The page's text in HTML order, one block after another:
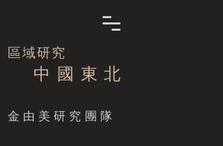
區域研究
中 國 東 北
​金由美研究團隊